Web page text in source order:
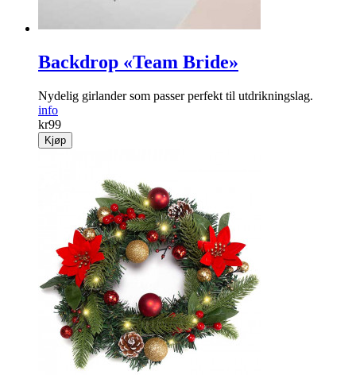
Backdrop «Team Bride»
Nydelig girlander som passer perfekt til utdrikningslag.
info
99